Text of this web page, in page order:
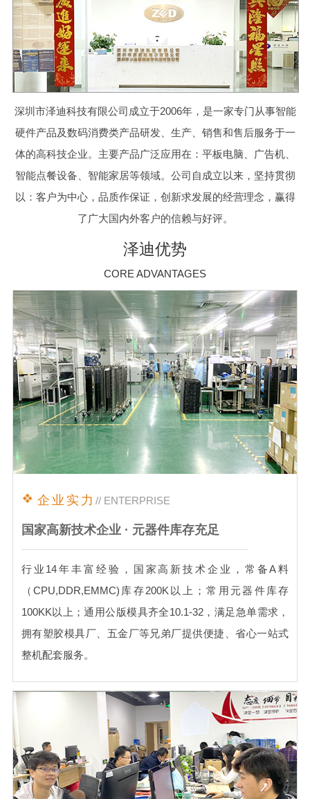
深圳市泽迪科技有限公司成立于2006年，是一家专门从事智能
硬件产品及数码消费类产品研发、生产、销售和售后服务于一
体的高科技企业。主要产品广泛应用在：平板电脑、广告机、
智能点餐设备、智能家居等领域。公司自成立以来，坚持贯彻
以：客户为中心，品质作保证，创新求发展的经营理念，赢得
了广大国内外客户的信赖与好评。
泽迪优势
CORE ADVANTAGES
企业实力// ENTERPRISE
国家高新技术企业 · 元器件库存充足
行业14年丰富经验，国家高新技术企业，常备A料
（CPU,DDR,EMMC)库存200K以上；常用元器件库存
100KK以上；通用公版模具齐全10.1-32，满足急单需求，
拥有塑胶模具厂、五金厂等兄弟厂提供便捷、省心一站式
整机配套服务。